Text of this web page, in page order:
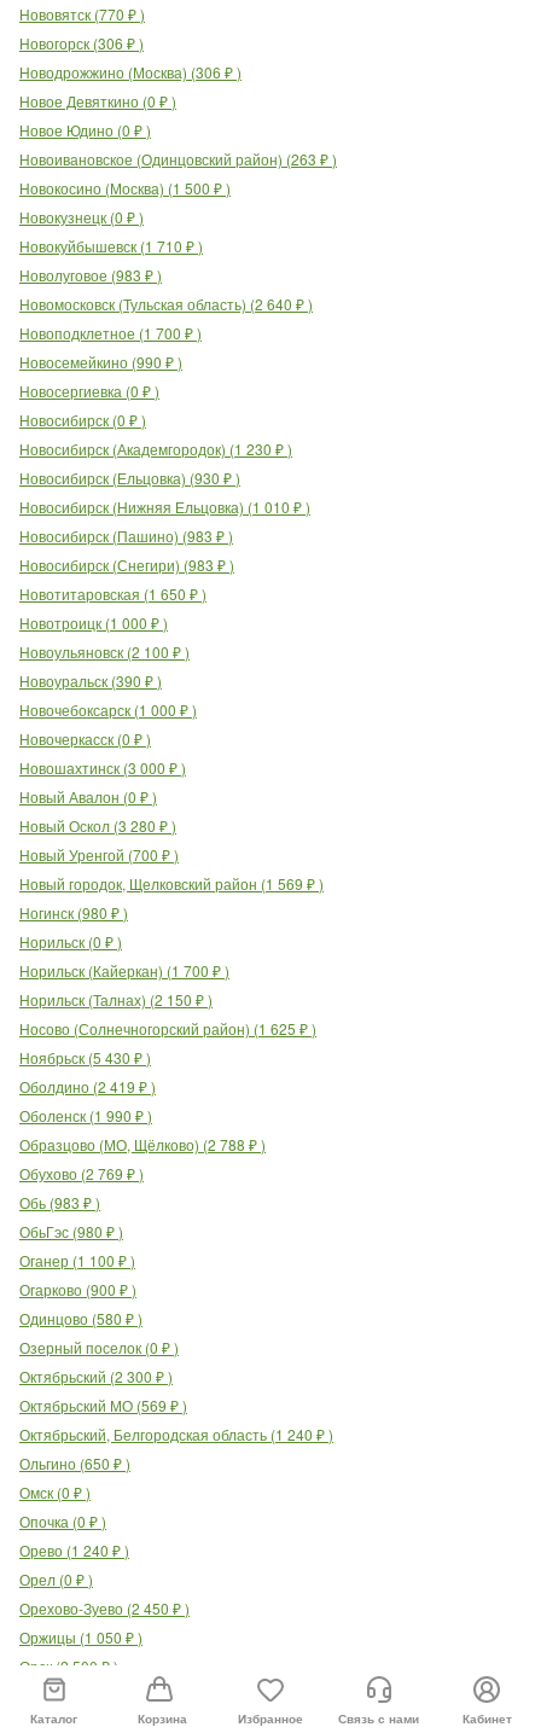
Нововятск (770 ₽)
Новогорск (306 ₽)
Новодрожжино (Москва) (306 ₽)
Новое Девяткино (0 ₽)
Новое Юдино (0 ₽)
Новоивановское (Одинцовский район) (263 ₽)
Новокосино (Москва) (1 500 ₽)
Новокузнецк (0 ₽)
Новокуйбышевск (1 710 ₽)
Новолуговое (983 ₽)
Новомосковск (Тульская область) (2 640 ₽)
Новоподклетное (1 700 ₽)
Новосемейкино (990 ₽)
Новосергиевка (0 ₽)
Новосибирск (0 ₽)
Новосибирск (Академгородок) (1 230 ₽)
Новосибирск (Ельцовка) (930 ₽)
Новосибирск (Нижняя Ельцовка) (1 010 ₽)
Новосибирск (Пашино) (983 ₽)
Новосибирск (Снегири) (983 ₽)
Новотитаровская (1 650 ₽)
Новотроицк (1 000 ₽)
Новоульяновск (2 100 ₽)
Новоуральск (390 ₽)
Новочебоксарск (1 000 ₽)
Новочеркасск (0 ₽)
Новошахтинск (3 000 ₽)
Новый Авалон (0 ₽)
Новый Оскол (3 280 ₽)
Новый Уренгой (700 ₽)
Новый городок, Щелковский район (1 569 ₽)
Ногинск (980 ₽)
Норильск (0 ₽)
Норильск (Кайеркан) (1 700 ₽)
Норильск (Талнах) (2 150 ₽)
Носово (Солнечногорский район) (1 625 ₽)
Ноябрьск (5 430 ₽)
Оболдино (2 419 ₽)
Оболенск (1 990 ₽)
Образцово (МО, Щёлково) (2 788 ₽)
Обухово (2 769 ₽)
Обь (983 ₽)
ОбьГэс (980 ₽)
Оганер (1 100 ₽)
Огарково (900 ₽)
Одинцово (580 ₽)
Озерный поселок (0 ₽)
Октябрьский (2 300 ₽)
Октябрьский МО (569 ₽)
Октябрьский, Белгородская область (1 240 ₽)
Ольгино (650 ₽)
Омск (0 ₽)
Опочка (0 ₽)
Орево (1 240 ₽)
Орел (0 ₽)
Орехово-Зуево (2 450 ₽)
Оржицы (1 050 ₽)
Орск (2 500 ₽)
Остров
Островецкое
788₽)
Каталог Корзина Избранное Связь с нами Кабинет